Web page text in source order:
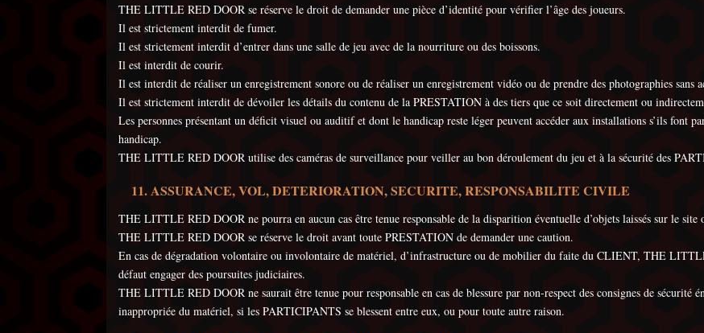
THE LITTLE RED DOOR se réserve le droit de demander une pièce d’identité pour vérifier l’âge des joueurs.
Il est strictement interdit de fumer.
Il est strictement interdit d’entrer dans une salle de jeu avec de la nourriture ou des boissons.
Il est interdit de courir.
Il est interdit de réaliser un enregistrement sonore ou de réaliser un enregistrement vidéo ou de prendre des photographies
Il est strictement interdit de dévoiler les détails du contenu de la PRESTATION à des tiers que ce soit directement ou
Les personnes présentant un déficit visuel ou auditif et dont le handicap reste léger peuvent accéder aux installations s’ils font
handicap.
THE LITTLE RED DOOR utilise des caméras de surveillance pour veiller au bon déroulement du jeu et à la sécurité des
ASSURANCE, VOL, DETERIORATION, SECURITE, RESPONSABILITE CIVILE
THE LITTLE RED DOOR ne pourra en aucun cas être tenue responsable de la disparition éventuelle d’objets laissés sur le
THE LITTLE RED DOOR se réserve le droit avant toute PRESTATION de demander une caution.
En cas de dégradation volontaire ou involontaire de matériel, d’infrastructure ou de mobilier du faite du CLIENT, THE
défaut engager des poursuites judiciaires.
THE LITTLE RED DOOR ne saurait être tenue pour responsable en cas de blessure par non-respect des consignes de sécurité
inappropriée du matériel, si les PARTICIPANTS se blessent entre eux, ou pour toute autre raison.